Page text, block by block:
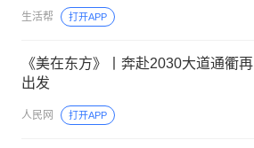
生活帮 打开APP
《美在东方》丨奔赴2030大道通衢再
出发
人民网 打开APP